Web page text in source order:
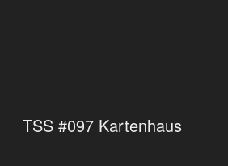
TSS #097 Kartenhaus